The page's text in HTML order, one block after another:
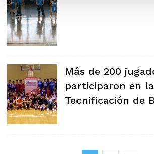
Más de 200
participaron en
Tecnificación de